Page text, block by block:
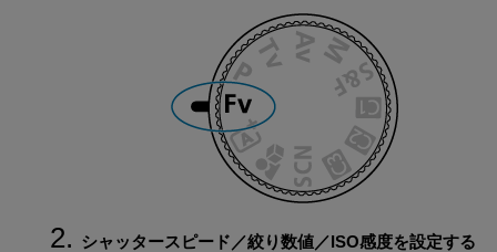
シャッタースピード／絞り数値／ISO感度を設定する